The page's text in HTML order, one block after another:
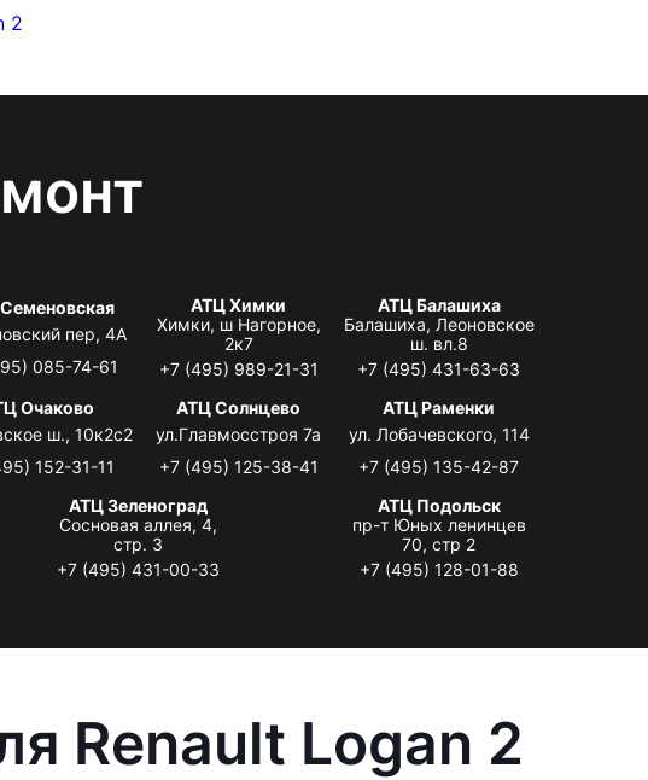
2
пер, 4А
085-74-61
АТЦ Химки
Химки, ш Нагорное,
2к7
+7 (495) 989-21-31
АТЦ Балашиха
Балашиха, Леоновское
ш. вл.8
+7 (495) 431-63-63
Очаково
ш., 10к2с2
152-31-11
АТЦ Солнцево
ул.Главмосстроя 7а
+7 (495) 125-38-41
АТЦ Раменки
ул. Лобачевского, 114
+7 (495) 135-42-87
АТЦ Зеленоград
Сосновая аллея, 4,
стр. 3
+7 (495) 431-00-33
АТЦ Подольск
пр-т Юных ленинцев
70, стр 2
+7 (495) 128-01-88
Renault Logan 2